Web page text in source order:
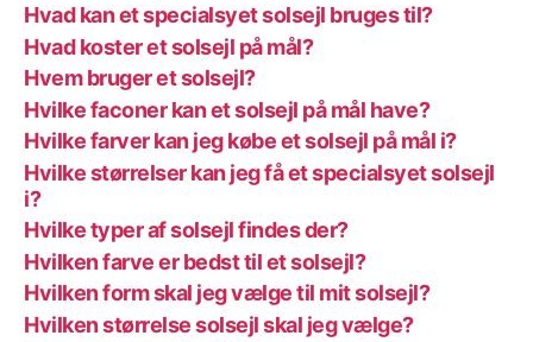
Hvad kan et specialsyet solsejl bruges til?
Hvad koster et solsejl på mål?
Hvem bruger et solsejl?
Hvilke faconer kan et solsejl på mål have?
Hvilke farver kan jeg købe et solsejl på mål i?
Hvilke størrelser kan jeg få et specialsyet solsejl
i?
Hvilke typer af solsejl findes der?
Hvilken farve er bedst til et solsejl?
Hvilken form skal jeg vælge til mit solsejl?
Hvilken størrelse solsejl skal jeg vælge?